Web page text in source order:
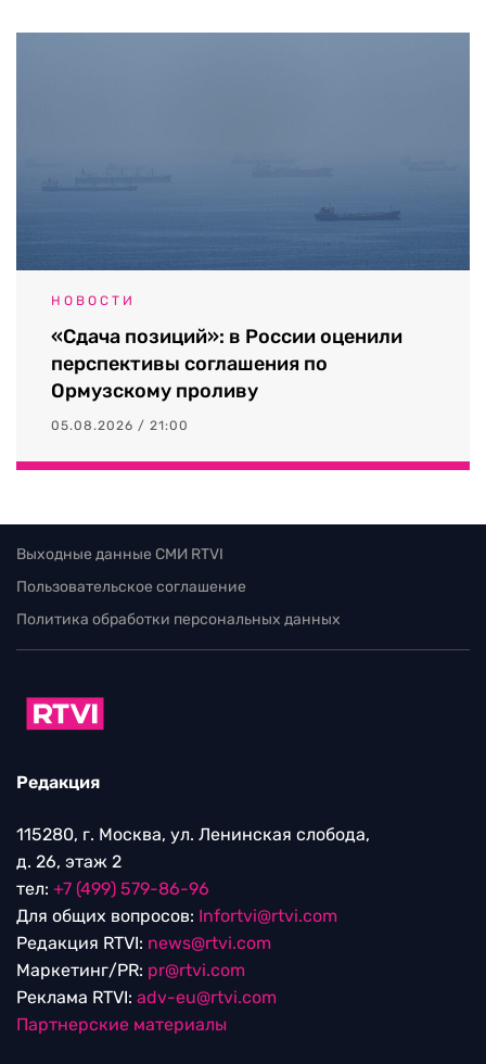
НОВОСТИ
«Сдача позиций»: в России оценили
перспективы соглашения по
Ормузскому проливу
05.08.2026 / 21:00
Выходные данные СМИ RTVI
Пользовательское соглашение
Политика обработки персональных данных
Редакция
115280, г. Москва, ул. Ленинская слобода,
д. 26, этаж 2
тел: +7 (499) 579-86-96
Для общих вопросов: Infortvi@rtvi.com
Редакция RTVI: news@rtvi.com
Маркетинг/PR: pr@rtvi.com
Реклама RTVI: adv-eu@rtvi.com
Партнерские материалы